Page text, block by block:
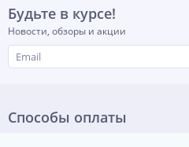
Будьте в курсе!
Новости, обзоры и акции
Способы оплаты